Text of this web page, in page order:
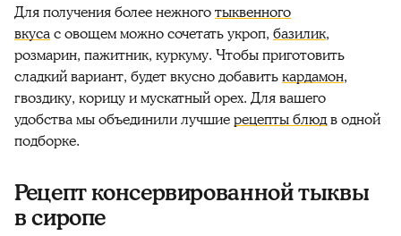
Для получения более нежноготыквенного
вкусас овощем можно сочетать укроп, базилик,
розмарин, пажитник, куркуму. Чтобыприготовить
сладкий вариант, будет вкусно добавитькардамон,
гвоздику, корицу и мускатный орех. Для вашего
удобства мы объединили лучшиерецепты блюдв одной
подборке.
Рецепт консервированной тыквы
в сиропе